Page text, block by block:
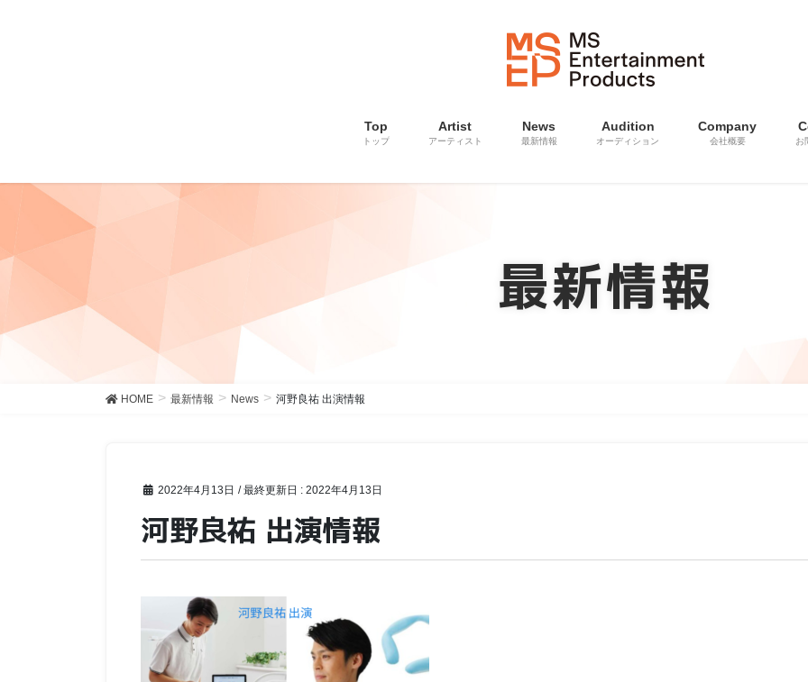
Top
トップ
Artist
アーティスト
News
最新情報
Audition
オーディション
Company
会社概要 お
最新情報
HOME 最新情報 News 河野良祐 出演情報
2022年4月13日 / 最終更新日 :2022年4月13日
河野良祐 出演情報